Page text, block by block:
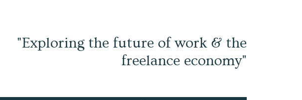
"Exploring the future of work & the
freelance economy"